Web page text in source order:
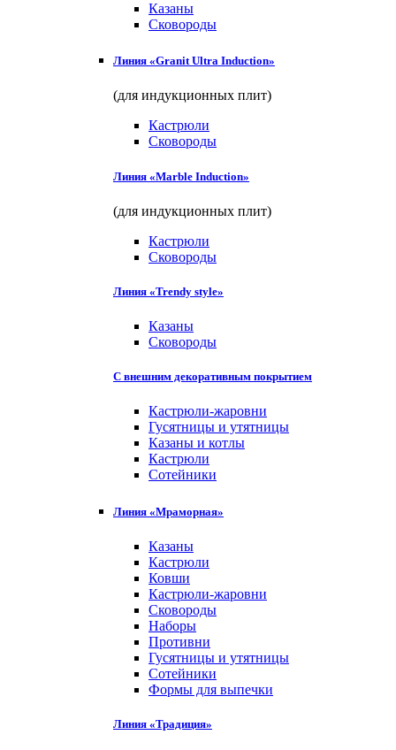
Казаны
Сковороды
Линия «Granit Ultra Induction»
(для индукционных плит)
Кастрюли
Сковороды
Линия «Marble Induction»
(для индукционных плит)
Кастрюли
Сковороды
Линия «Trendy style»
Казаны
Сковороды
С внешним декоративным покрытием
Кастрюли-жаровни
Гусятницы и утятницы
Казаны и котлы
Кастрюли
Сотейники
Линия «Мраморная»
Казаны
Кастрюли
Ковши
Кастрюли-жаровни
Сковороды
Наборы
Противни
Гусятницы и утятницы
Сотейники
Формы для выпечки
Линия «Традиция»